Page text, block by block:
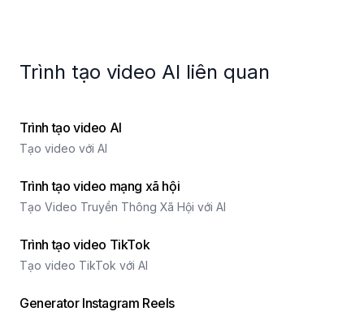
Trình tạo video AI liên quan
Trình tạo video AI
Tạo video với AI
Trình tạo video mạng xã hội
Tạo Video Truyền Thông Xã Hội với AI
Trình tạo video TikTok
Tạo video TikTok với AI
Generator Instagram Reels